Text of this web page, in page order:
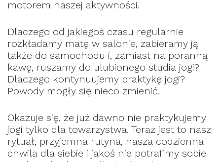
motorem naszej aktywności.
Dlaczego od jakiegoś czasu regularnie
rozkładamy matę w salonie, zabieramy ją
także do samochodu i, zamiast na poranną
kawę, ruszamy do ulubionego studia jogi?
Dlaczego kontynuujemy praktykę jogi?
Powody mogły się nieco zmienić.
Okazuje się, że już dawno nie praktykujemy
jogi tylko dla towarzystwa. Teraz jest to nasz
rytuał, przyjemna rutyna, nasza codzienna
chwila dla siebie i jakoś nie potrafimy sobie